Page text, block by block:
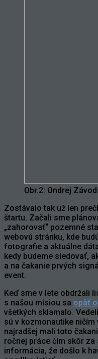
Obr.2: Ondrej
Zostávalo tak už len
štartu. Začali sme
„zahorovať“ pozemné
webovú stránku, kde
fotografie a aktuálne
kedy budeme sledovať,
a na čakanie prvých
event.
Keď sme v lete obdržali
s našou misiou sa opäť
všetkých sklamalo.
sú v kozmonautike ničím
najradšej mali toto
ročnej práce čím skôr za
informácia, že došlo k